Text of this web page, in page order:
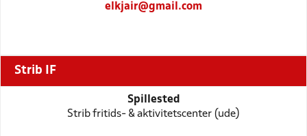
elkjair@gmail.com
Strib IF
Spillested
Strib fritids- & aktivitetscenter (ude)